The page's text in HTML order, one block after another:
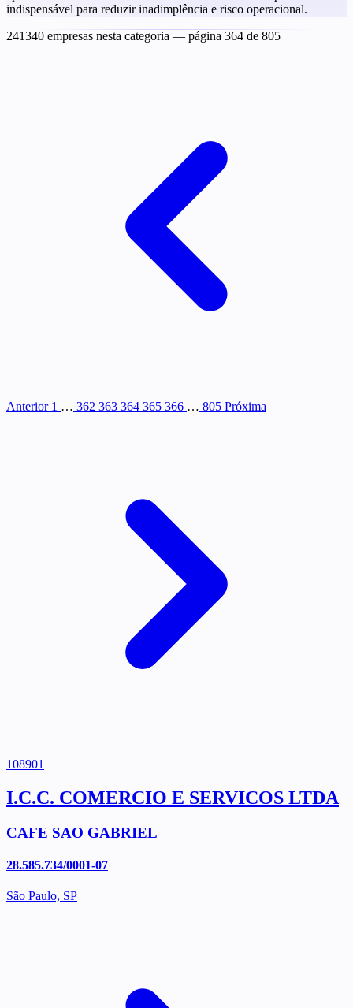
indispensável para reduzir inadimplência e risco operacional.
241340 empresas nesta categoria — página 364 de 805
Anterior 1 … 362 363 364 365 366 … 805 Próxima
108901
I.C.C. COMERCIO E SERVICOS LTDA
CAFE SAO GABRIEL
28.585.734/0001-07
São Paulo, SP